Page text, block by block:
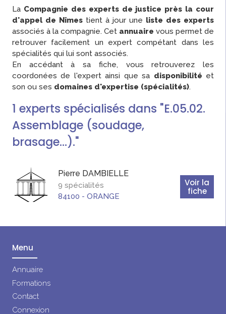
La Compagnie des experts de justice près la cour
d'appel de Nîmes tient à jour une liste des experts
associés à la compagnie. Cet annuaire vous permet de
retrouver facilement un expert compétant dans les
spécialités qui lui sont associés.
En accédant à sa fiche, vous retrouverez les
coordonées de l'expert ainsi que sa disponibilité et
son ou ses domaines d'expertise (spécialités).
1 experts spécialisés dans "E.05.02.
Assemblage (soudage,
brasage…)."
Pierre DAMBIELLE
9 spécialités
84100 - ORANGE
Voir la
fiche
Menu
Annuaire
Formations
Contact
Connexion